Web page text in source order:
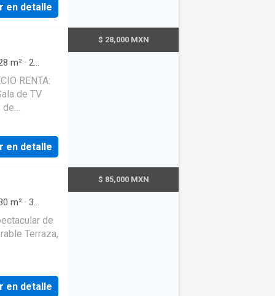
en detalle
m² · 2
ID: EB-
en detalle
$ 28,000 MXN
m² · 3
Elevador· de
Terraza,
en detalle
$ 85,000 MXN